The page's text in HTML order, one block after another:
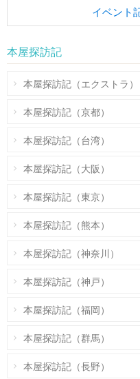
イベント
本屋探訪記
本屋探訪記（エクストラ）
本屋探訪記（京都）
本屋探訪記（台湾）
本屋探訪記（大阪）
本屋探訪記（東京）
本屋探訪記（熊本）
本屋探訪記（神奈川）
本屋探訪記（神戸）
本屋探訪記（福岡）
本屋探訪記（群馬）
本屋探訪記（長野）